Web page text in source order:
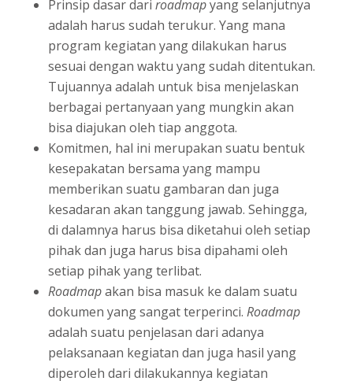
Prinsip dasar dari roadmapyang selanjutnya
adalah harus sudah terukur. Yang mana
program kegiatan yang dilakukan harus
sesuai dengan waktu yang sudah ditentukan.
Tujuannya adalah untuk bisa menjelaskan
berbagai pertanyaan yang mungkin akan
bisa diajukan oleh tiap anggota.
Komitmen, hal ini merupakan suatu bentuk
kesepakatan bersama yang mampu
memberikan suatu gambaran dan juga
kesadaran akan tanggung jawab. Sehingga,
di dalamnya harus bisa diketahui oleh setiap
pihak dan juga harus bisa dipahami oleh
setiap pihak yang terlibat.
Roadmapakan bisa masuk ke dalam suatu
dokumen yang sangat terperinci. Roadmap
adalah suatu penjelasan dari adanya
pelaksanaan kegiatan dan juga hasil yang
diperoleh dari dilakukannya kegiatan